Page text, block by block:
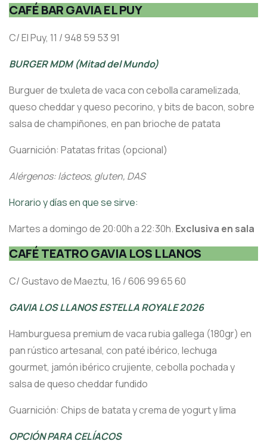
CAFÉ BAR GAVIA EL PUY
C/ El Puy, 11 / 948 59 53 91
BURGER MDM (Mitad del Mundo)
Burguer de txuleta de vaca con cebolla caramelizada,
queso cheddar y queso pecorino, y bits de bacon, sobre
salsa de champiñones, en pan brioche de patata
Guarnición: Patatas fritas (opcional)
Alérgenos: lácteos, gluten, DAS
Horario y días en que se sirve:
Martes a domingo de 20:00h a 22:30h. Exclusiva en sala
CAFÉ TEATRO GAVIA LOS LLANOS
C/ Gustavo de Maeztu, 16 / 606 99 65 60
GAVIA LOS LLANOS ESTELLA ROYALE 2026
Hamburguesa premium de vaca rubia gallega (180gr) en
pan rústico artesanal, con paté ibérico, lechuga
gourmet, jamón ibérico crujiente, cebolla pochada y
salsa de queso cheddar fundido
Guarnición: Chips de batata y crema de yogurt y lima
OPCIÓN PARA CELÍACOS